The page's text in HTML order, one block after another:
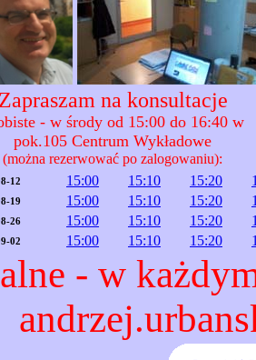
Zapraszam na konsultacje
- w środy od 15:00 do 16:40 w
pok.105 Centrum Wykładowe
(można rezerwować po zalogowaniu):
12 15:00 15:10 15:20
19 15:00 15:10 15:20
26 15:00 15:10 15:20
02 15:00 15:10 15:20
- w